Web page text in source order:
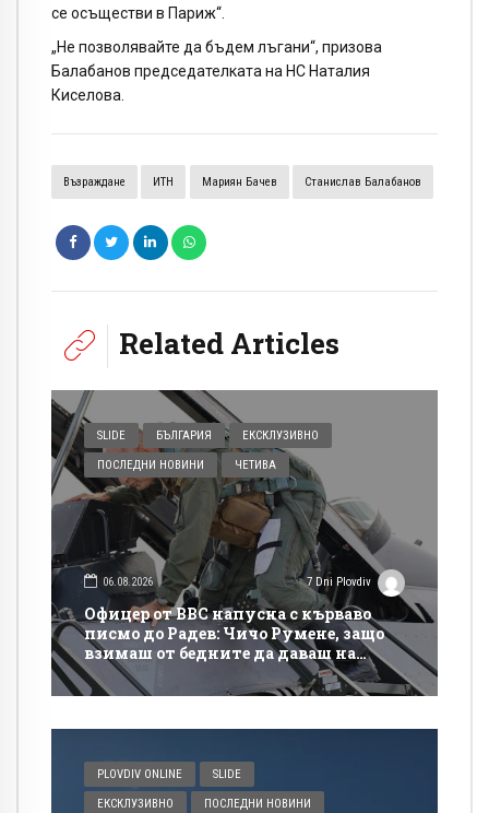
се осъществи в Париж“.
„Не позволявайте да бъдем лъгани“, призова
Балабанов председателката на НС Наталия
Киселова.
Възраждане ИТН Мариян Бачев Станислав Балабанов
Related Articles
SLIDE БЪЛГАРИЯ ЕКСКЛУЗИВНО
ПОСЛЕДНИ НОВИНИ ЧЕТИВА
06.08.2026 7 Dni Plovdiv
Офицер от ВВС напусна с кърваво
писмо до Радев: Чичо Румене, защо
взимаш от бедните да даваш на
богатите?
PLOVDIV ONLINE SLIDE
ЕКСКЛУЗИВНО ПОСЛЕДНИ НОВИНИ